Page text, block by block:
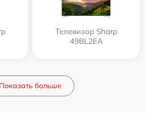
Телевизор Sharp
49BL2EA
Показать больше